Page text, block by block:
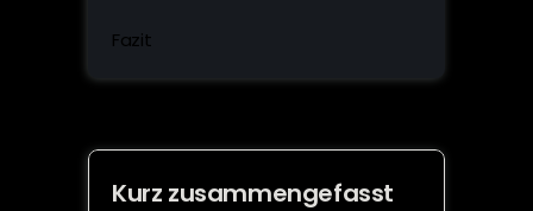
Kurz zusammengefasst
Fazit